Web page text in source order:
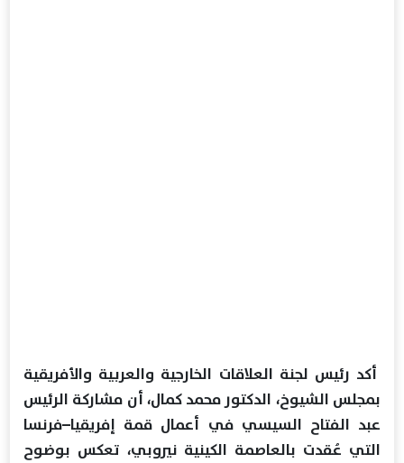
أكد رئيس لجنة العلاقات الخارجية والعربية والأفريقية
بمجلس الشيوخ، الدكتور محمد كمال، أن مشاركة الرئيس
عبد الفتاح السيسي في أعمال قمة إفريقيا–فرنسا
التي عُقدت بالعاصمة الكينية نيروبي، تعكس بوضوح